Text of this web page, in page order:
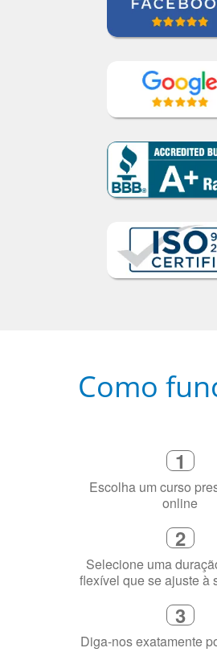
Escolha um curso
online
2
Selecione uma
flexível que se ajuste à
3
Diga-nos exatamente
precisa aprender a